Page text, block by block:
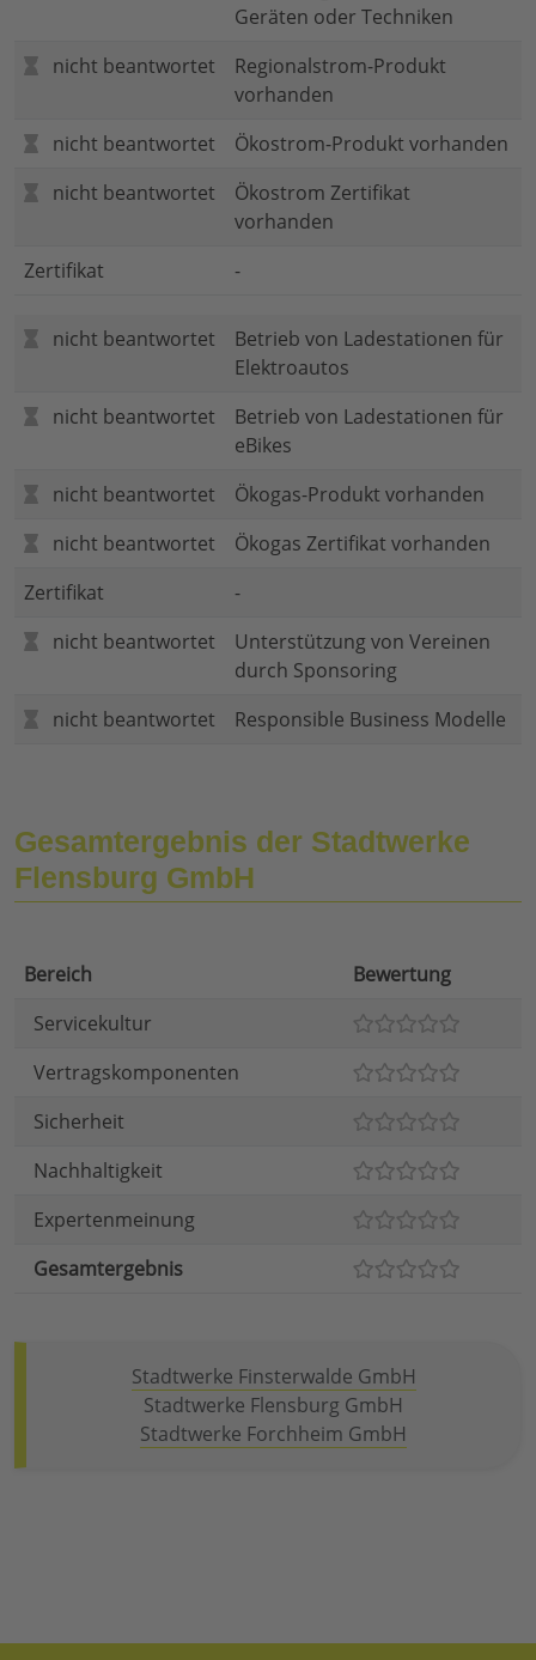
Geräten oder Techniken
nicht beantwortet
Regionalstrom-Produkt
vorhanden
nicht beantwortet
Ökostrom-Produkt vorhanden
nicht beantwortet
Ökostrom Zertifikat
vorhanden
Zertifikat
-
nicht beantwortet
Betrieb von Ladestationen für
Elektroautos
nicht beantwortet
Betrieb von Ladestationen für
eBikes
nicht beantwortet
Ökogas-Produkt vorhanden
nicht beantwortet
Ökogas Zertifikat vorhanden
Zertifikat
-
nicht beantwortet
Unterstützung von Vereinen
durch Sponsoring
nicht beantwortet
Responsible Business Modelle
Gesamtergebnis der Stadtwerke
Flensburg GmbH
Bereich
Bewertung
Servicekultur
Vertragskomponenten
Sicherheit
Nachhaltigkeit
Expertenmeinung
Gesamtergebnis
Stadtwerke Finsterwalde GmbH
Stadtwerke Flensburg GmbH
Stadtwerke Forchheim GmbH